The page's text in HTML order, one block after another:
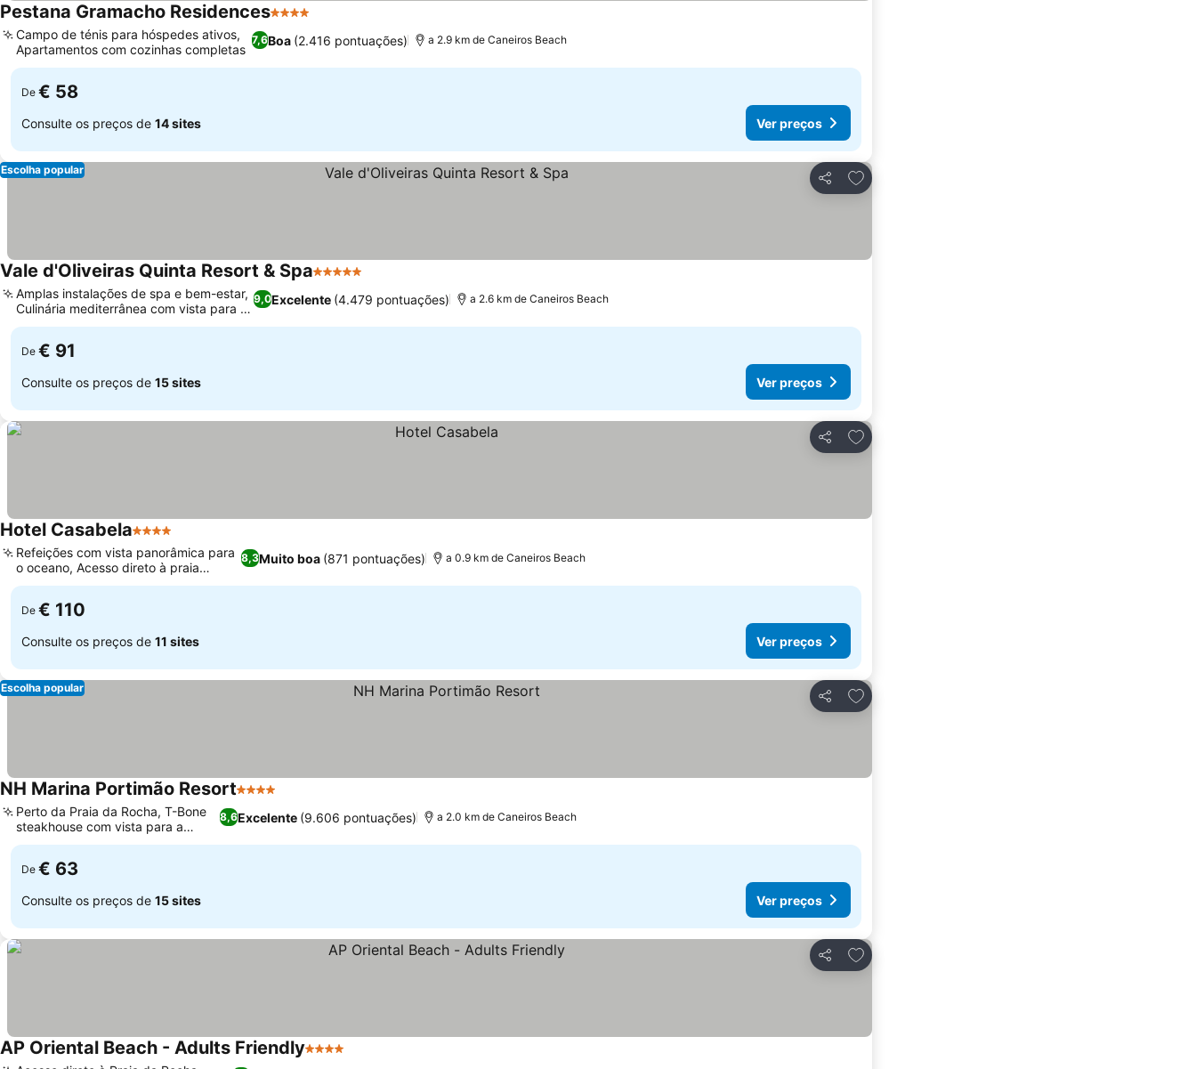
Pestana Gramacho Residences4 Estrelas
7,6Boa (2.416 pontuações)
Campo de ténis para hóspedes ativos,
Apartamentos com cozinhas completas
a 2.9 km de Caneiros Beach
De € 58
Consulte os preços de 14 sites Ver preços
Partilhar
Adicionar aos favoritos
Escolha popular
Vale d'Oliveiras Quinta Resort & Spa5 Estrelas
9,0Excelente (4.479 pontuações)
Amplas instalações de spa e bem-estar,
Culinária mediterrânea com vista para o
jardim
a 2.6 km de Caneiros Beach
De € 91
Consulte os preços de 15 sites Ver preços
Partilhar
Adicionar aos favoritos
Hotel Casabela4 Estrelas
8,3Muito boa (871 pontuações)
Refeições com vista panorâmica para
o oceano, Acesso direto à praia
privada
a 0.9 km de Caneiros Beach
De € 110
Consulte os preços de 11 sites Ver preços
Partilhar
Adicionar aos favoritos
Escolha popular
NH Marina Portimão Resort4 Estrelas
8,6Excelente (9.606 pontuações)
Perto da Praia da Rocha, T-Bone
steakhouse com vista para a
marina
a 2.0 km de Caneiros Beach
De € 63
Consulte os preços de 15 sites Ver preços
Partilhar
Adicionar aos favoritos
AP Oriental Beach - Adults Friendly4 Estrelas